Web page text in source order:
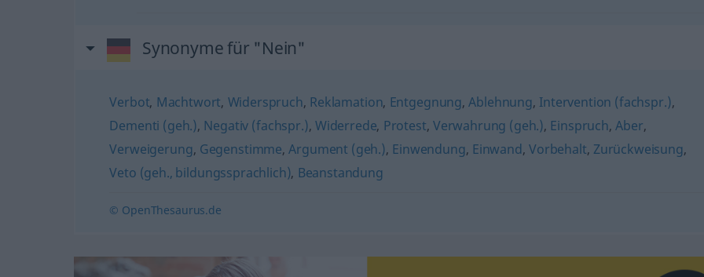
Synonyme für "Nein"
Verbot, Machtwort, Widerspruch, Reklamation, Entgegnung,Ablehnung, Intervention (fachspr.),
Dementi (geh.), Negativ (fachspr.), Widerrede, Protest, Verwahrung (geh.), Einspruch,Aber,
Verweigerung, Gegenstimme,Argument (geh.), Einwendung, Einwand,Vorbehalt, Zurückweisung,
Veto (geh., bildungssprachlich), Beanstandung
© OpenThesaurus.de